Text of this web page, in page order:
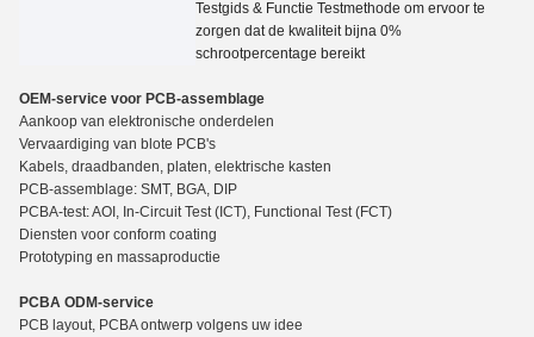
Testgids & Functie Testmethode om ervoor te
zorgen dat de kwaliteit bijna 0%
schrootpercentage bereikt
OEM-service voor PCB-assemblage
Aankoop van elektronische onderdelen
Vervaardiging van blote PCB's
Kabels, draadbanden, platen, elektrische kasten
PCB-assemblage: SMT, BGA, DIP
PCBA-test: AOI, In-Circuit Test (ICT), Functional Test (FCT)
Diensten voor conform coating
Prototyping en massaproductie
PCBA ODM-service
PCB layout, PCBA ontwerp volgens uw idee